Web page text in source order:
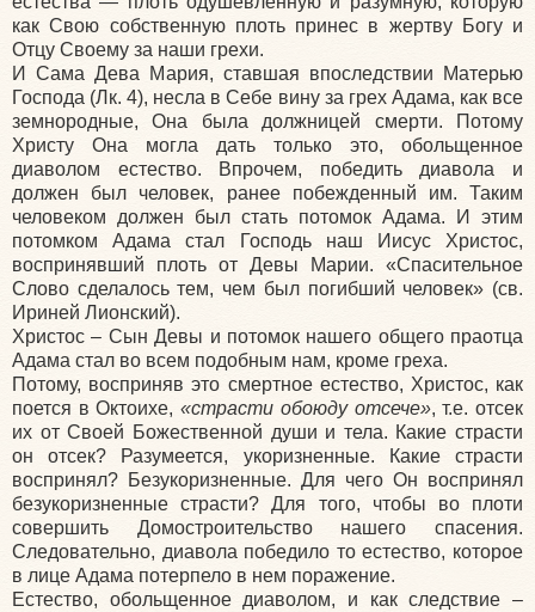
как Свою собственную плоть принес в жертву Богу и
Отцу Своему за наши грехи.
И Сама Дева Мария, ставшая впоследствии Матерью
Господа (Лк. 4), несла в Себе вину за грех Адама, как все
земнородные, Она была должницей смерти. Потому
Христу Она могла дать только это, обольщенное
диаволом естество. Впрочем, победить диавола и
должен был человек, ранее побежденный им. Таким
человеком должен был стать потомок Адама. И этим
потомком Адама стал Господь наш Иисус Христос,
воспринявший плоть от Девы Марии. «Спасительное
Слово сделалось тем, чем был погибший человек» (св.
Ириней Лионский).
Христос – Сын Девы и потомок нашего общего праотца
Адама стал во всем подобным нам, кроме греха.
Потому, восприняв это смертное естество, Христос, как
поется в Октоихе,«страсти обоюду отсече», т.е. отсек
их от Своей Божественной души и тела. Какие страсти
он отсек? Разумеется, укоризненные. Какие страсти
воспринял? Безукоризненные. Для чего Он воспринял
безукоризненные страсти? Для того, чтобы во плоти
совершить Домостроительство нашего спасения.
Следовательно, диавола победило то естество, которое
в лице Адама потерпело в нем поражение.
Естество, обольщенное диаволом, и как следствие –